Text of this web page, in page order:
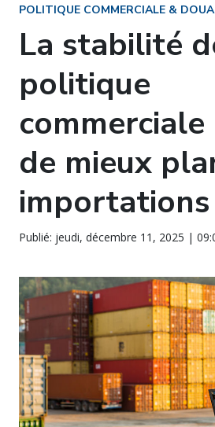
POLITIQUE COMMERCIALE &
La stabilité
politique
de mieux
importations
Publié: jeudi, décembre 11, 2025 |